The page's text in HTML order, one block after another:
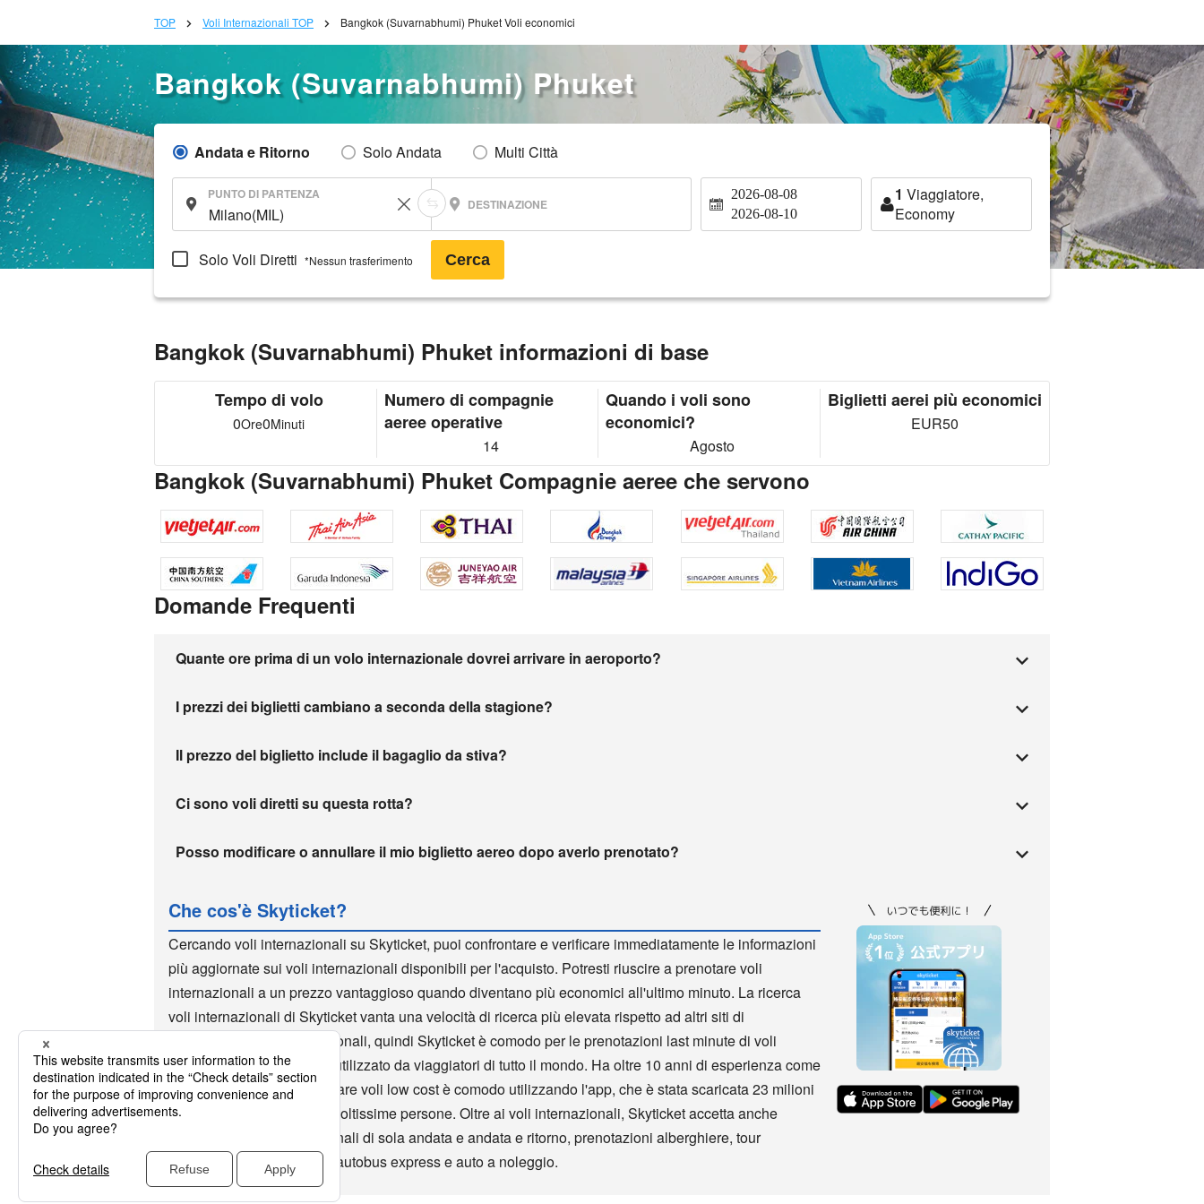
TOP Voli Internazionali TOP Bangkok (Suvarnabhumi) Phuket Voli economici
Bangkok (Suvarnabhumi) Phuket
Andata e Ritorno Solo Andata Multi Città
PUNTO DI PARTENZA
DESTINAZIONE
2026-08-08
2026-08-10
1 Viaggiatore,
Economy
Solo Voli Diretti *Nessun trasferimento Cerca
Bangkok (Suvarnabhumi) Phuket informazioni di base
Tempo di volo
0Ore0Minuti
Numero di compagnie
aeree operative
14
Quando i voli sono
economici?
Agosto
Biglietti aerei più economici
EUR50
Bangkok (Suvarnabhumi) Phuket Compagnie aeree che servono
Domande Frequenti
Quante ore prima di un volo internazionale dovrei arrivare in aeroporto?
I prezzi dei biglietti cambiano a seconda della stagione?
Il prezzo del biglietto include il bagaglio da stiva?
Ci sono voli diretti su questa rotta?
Posso modificare o annullare il mio biglietto aereo dopo averlo prenotato?
Che cos'è Skyticket?
Cercando voli internazionali su Skyticket, puoi confrontare e verificare immediatamente le informazioni
più aggiornate sui voli internazionali disponibili per l'acquisto. Potresti riuscire a prenotare voli
internazionali a un prezzo vantaggioso quando diventano più economici all'ultimo minuto. La ricerca
voli internazionali di Skyticket vanta una velocità di ricerca più elevata rispetto ad altri siti di
prenotazione voli internazionali, quindi Skyticket è comodo per le prenotazioni last minute di voli
internazionali. Skyticket è utilizzato da viaggiatori di tutto il mondo. Ha oltre 10 anni di esperienza come
sito di voli low cost. Prenotare voli low cost è comodo utilizzando l'app, che è stata scaricata 23 milioni
di volte ed è utilizzata da moltissime persone. Oltre ai voli internazionali, Skyticket accetta anche
prenotazioni per voli nazionali di sola andata e andata e ritorno, prenotazioni alberghiere, tour
nazionali, Wi-Fi all'estero, autobus express e auto a noleggio.